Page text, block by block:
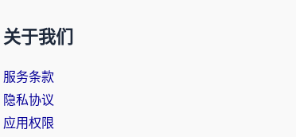
关于我们
服务条款
隐私协议
应用权限